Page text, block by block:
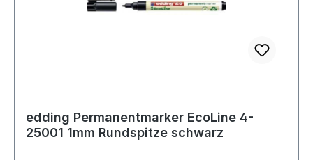
edding Permanentmarker EcoLine 4-
25001 1mm Rundspitze schwarz